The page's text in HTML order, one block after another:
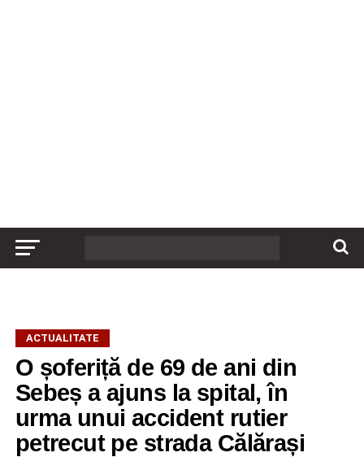
ACTUALITATE
O șoferiță de 69 de ani din
Sebeș a ajuns la spital, în
urma unui accident rutier
petrecut pe strada Călărași